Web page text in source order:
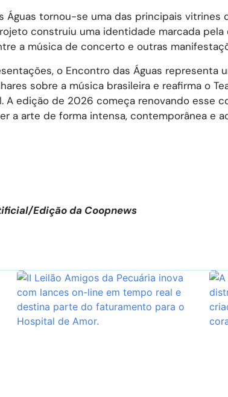
Águas tornou-se uma das principais vitrines
construiu uma identidade marcada
a música de concerto e outras
o Encontro das Águas representa
sobre a música brasileira e reafirma o
A edição de 2026 começa renovando esse
a arte de forma intensa, contemporânea e
Edição da Coopnews